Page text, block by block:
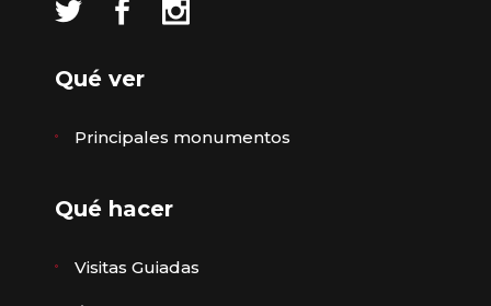
Qué ver
Principales monumentos
Qué hacer
Visitas Guiadas